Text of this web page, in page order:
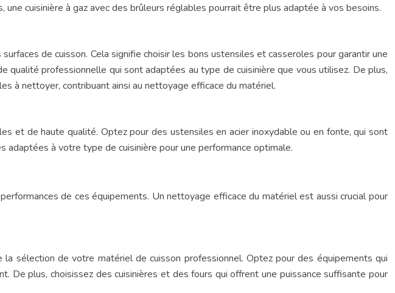
cuisinière à gaz avec des brûleurs réglables pourrait être plus adaptée à vos besoins.
de cuisson. Cela signifie choisir les bons ustensiles et casseroles pour garantir une
professionnelle qui sont adaptées au type de cuisinière que vous utilisez. De plus,
à nettoyer, contribuant ainsi au nettoyage efficace du matériel.
et de haute qualité. Optez pour des ustensiles en acier inoxydable ou en fonte, qui sont
à votre type de cuisinière pour une performance optimale.
de ces équipements. Un nettoyage efficace du matériel est aussi crucial pour
sélection de votre matériel de cuisson professionnel. Optez pour des équipements qui
plus, choisissez des cuisinières et des fours qui offrent une puissance suffisante pour